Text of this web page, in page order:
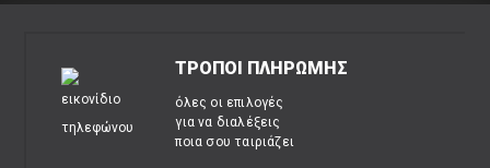
ΤΡΟΠΟΙ ΠΛΗΡΩΜΗΣ
όλες οι επιλογές
για να διαλέξεις
ποια σου ταιριάζει